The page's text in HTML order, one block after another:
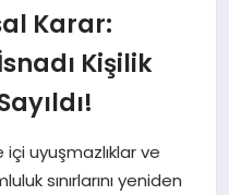
Karar:
Kişilik
içi uyuşmazlıklar ve
sınırlarını yeniden